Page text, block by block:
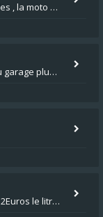
Bonjour à tous et toutes Je suis dans les Landes , la moto appartient à ma fille et je suis désigné pour faire l'entreti
Salut à tous, L'hiver dernier j'ai laissé l'ER-5 au garage plus souvent que je veux bien l'admettre, et le médecin m'a
Hello, Ca se questionne e85 ici, le SP95 à + de 2Euros le litre ça fait mal au luc en ER5 comme en GPZ500 :😵 0,76 le lit